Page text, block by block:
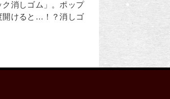
消しゴム」。ポップ
開けると…！？消しゴ